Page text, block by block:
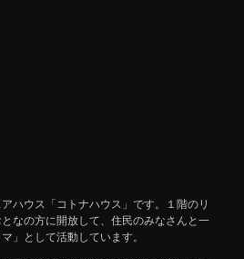
ハウス「コトナハウス」です。１階のリ
なの方に開放して、住民のみなさんと一
」として活動しています。